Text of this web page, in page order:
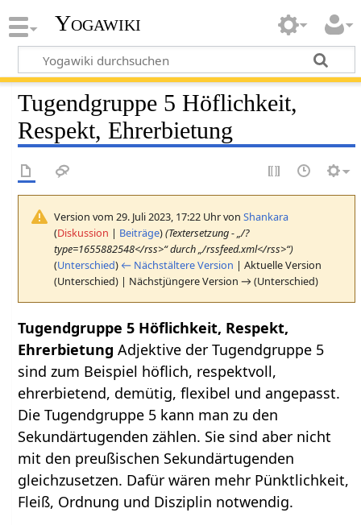
Yogawiki
Tugendgruppe 5 Höflichkeit,
Respekt, Ehrerbietung
Version vom 29. Juli 2023, 17:22 Uhr vonShankara
(Diskussion | Beiträge)(Textersetzung - „/?
type=1655882548</rss>“ durch „/rssfeed.xml</rss>“)
(Unterschied) ← Nächstältere Version | Aktuelle Version
(Unterschied) | Nächstjüngere Version → (Unterschied)
Tugendgruppe 5 Höflichkeit, Respekt,
EhrerbietungAdjektive der Tugendgruppe 5
sind zum Beispiel höflich, respektvoll,
ehrerbietend, demütig, flexibel und angepasst.
Die Tugendgruppe 5 kann man zu den
Sekundärtugenden zählen. Sie sind aber nicht
mit den preußischen Sekundärtugenden
gleichzusetzen. Dafür wären mehr Pünktlichkeit,
Fleiß, Ordnung und Disziplin notwendig.